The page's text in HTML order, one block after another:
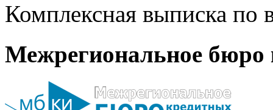
Комплексная выписка
Межрегиональное бюро